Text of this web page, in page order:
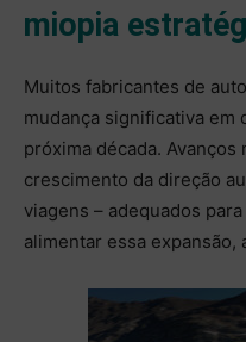
miopia
Muitos fabricantes de
mudança significativa em
próxima década.
crescimento da direção
viagens – adequados
alimentar essa expansão,